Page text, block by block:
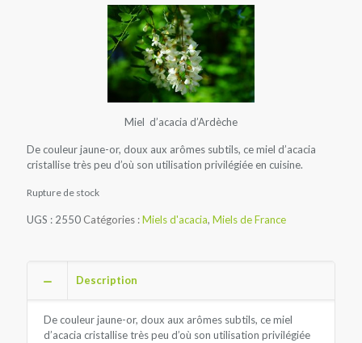
Miel d’acacia d’Ardèche
De couleur jaune-or, doux aux arômes subtils, ce miel d’acacia
cristallise très peu d’où son utilisation privilégiée en cuisine.
Rupture de stock
UGS : 2550 Catégories :Miels d'acacia, Miels de France
Description
De couleur jaune-or, doux aux arômes subtils, ce miel
d’acacia cristallise très peu d’où son utilisation privilégiée